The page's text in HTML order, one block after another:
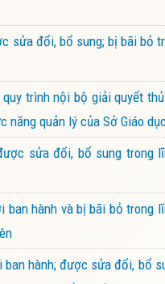
sửa đổi, bổ sung; bị bãi bỏ
trình nội bộ giải quyết
quản lý của Sở Giáo
sửa đổi, bổ sung trong
hành và bị bãi bỏ trong
hành; được sửa đổi, bổ